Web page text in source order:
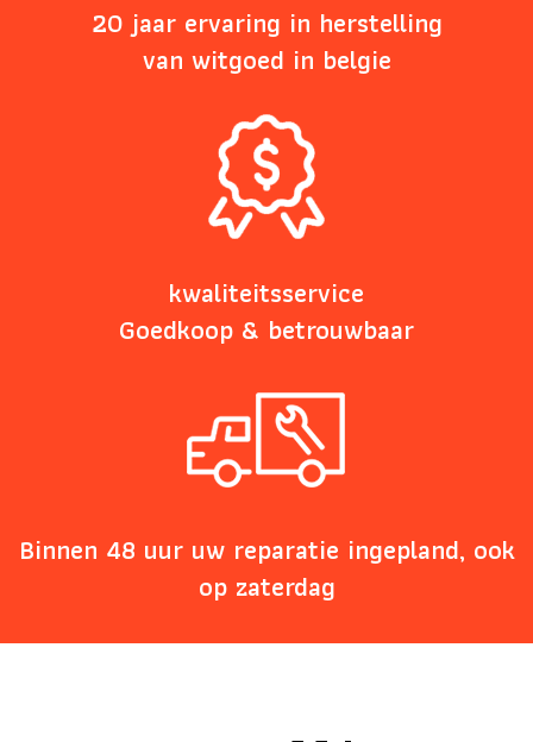
20 jaar ervaring in herstelling
van witgoed in belgie
kwaliteitsservice
Goedkoop & betrouwbaar
Binnen 48 uur uw reparatie ingepland, ook
op zaterdag